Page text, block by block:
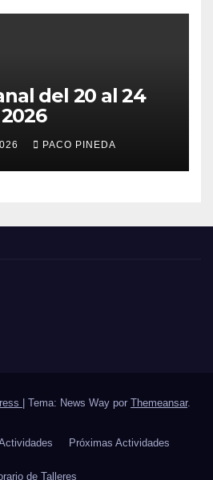
del 20 al 24
PACO PINEDA
| Tema: News Way por Themeansar.
Próximas Actividades
de Talleres